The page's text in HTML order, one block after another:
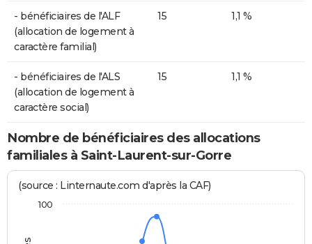
- bénéficiaires de l'ALF
(allocation de logement à
caractère familial)
15 1,1 %
- bénéficiaires de l'ALS
(allocation de logement à
caractère social)
15 1,1 %
Nombre de bénéficiaires des allocations
familiales à Saint-Laurent-sur-Gorre
(source : Linternaute.com d'après la CAF)
100